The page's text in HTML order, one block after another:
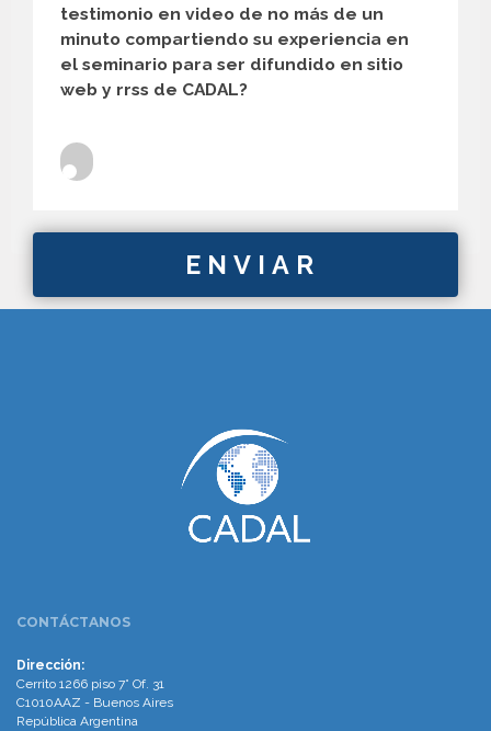
testimonio en video de no más de un
minuto compartiendo su experiencia en
el seminario para ser difundido en sitio
web y rrss de CADAL?
CONTÁCTANOS
Dirección:
Cerrito 1266 piso 7° Of. 31
C1010AAZ - Buenos Aires
República Argentina